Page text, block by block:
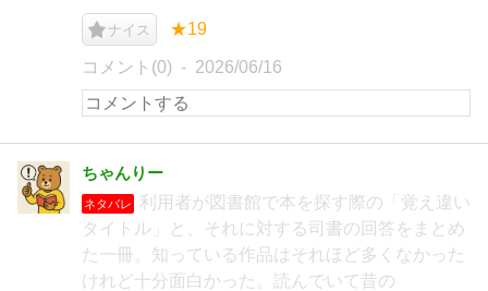
ナイス ★19
コメント(0) 2026/06/16
ちゃんりー
ネタバレ
利用者が図書館で本を探す際の「覚え違い
タイトル」と、それに対する司書の回答をまとめ
た一冊。知っている作品はそれほど多くなかった
けれど十分面白かった。読んでいて昔の